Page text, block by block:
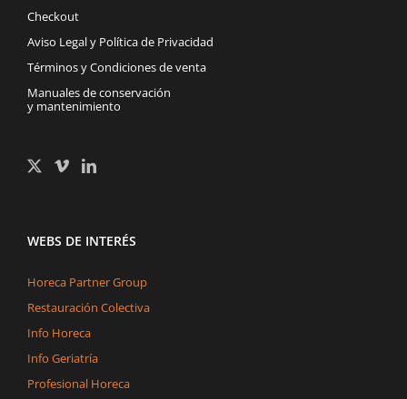
Checkout
Aviso Legal y Política de Privacidad
Términos y Condiciones de venta
Manuales de conservación
y mantenimiento
WEBS DE INTERÉS
Horeca Partner Group
Restauración Colectiva
Info Horeca
Info Geriatría
Profesional Horeca